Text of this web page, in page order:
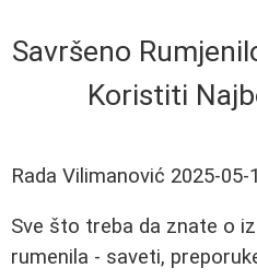
Savršeno
Koristiti
Rada Vilimanović 2025-05-
Sve što treba da znate o
rumenila - saveti,